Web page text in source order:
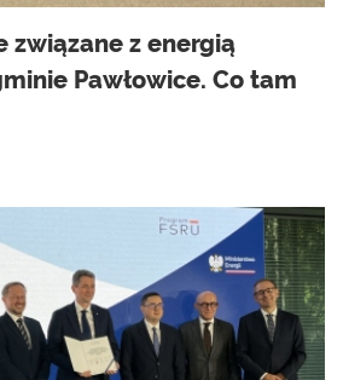
związane z energią
Pawłowice. Co tam